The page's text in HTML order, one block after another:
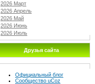
2026 Март
2026 Апрель
2026 Май
2026 Июнь
2026 Июль
Друзья сайта
Официальный блог
Сообщество uCoz